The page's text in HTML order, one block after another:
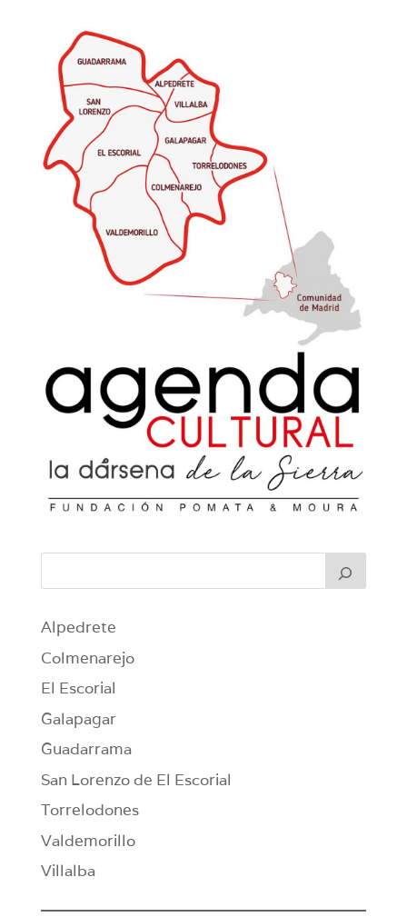
Alpedrete
Colmenarejo
El Escorial
Galapagar
Guadarrama
San Lorenzo de El Escorial
Torrelodones
Valdemorillo
Villalba